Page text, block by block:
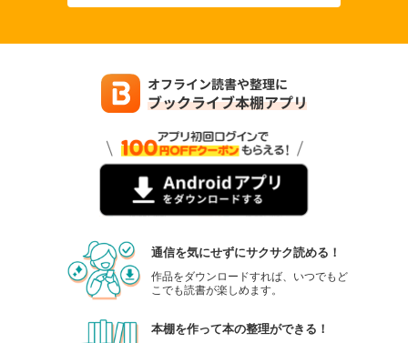
通信を気にせずにサクサク読める！
作品をダウンロードすれば、いつでもど
こでも読書が楽しめます。
本棚を作って本の整理ができる！